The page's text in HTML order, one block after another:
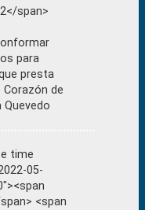
span>
para
presta
Corazón de
Quevedo
time
05-
<span